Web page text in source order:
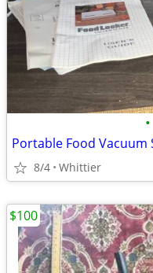
•
Portable Food Vacuum
8/4 Whittier
$100